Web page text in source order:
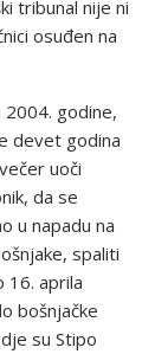
tribunal nije ni
osuđen na
godine,
devet godina
uoči
da se
u napadu na
spaliti
16. aprila
bošnjačke
su Stipo